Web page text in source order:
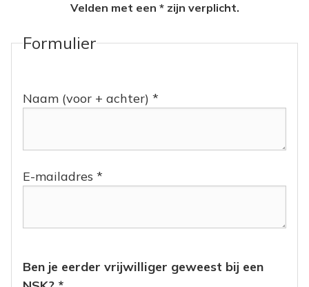
Velden met een * zijn verplicht.
Formulier
Naam (voor + achter) *
E-mailadres *
Ben je eerder vrijwilliger geweest bij een